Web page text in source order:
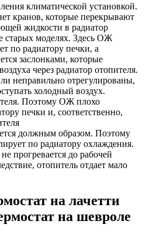
климатической установкой.
кранов, которые перекрывают
жидкости в радиатор
старых моделях. Здесь ОЖ
по радиатору печки, а
заслонками, которые
через радиатор отопителя.
неправильно отрегулированы,
холодный воздух.
Поэтому ОЖ плохо
печки и, соответственно,
должным образом. Поэтому
по радиатору охлаждения.
прогревается до рабочей
отопитель отдает мало
на лачетти